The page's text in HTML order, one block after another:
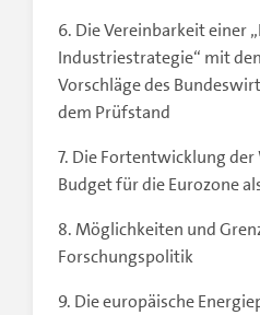
6. Die Vereinbarkeit einer
Industriestrategie“ mit
Vorschläge des
dem Prüfstand
7. Die Fortentwicklung
Budget für die Eurozone
8. Möglichkeiten und
Forschungspolitik
9. Die europäische